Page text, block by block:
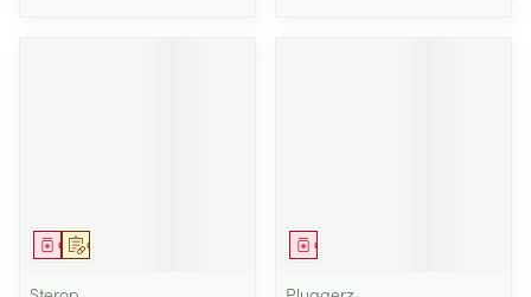
Op voorschrift
Geneesmiddel Geneesmiddel